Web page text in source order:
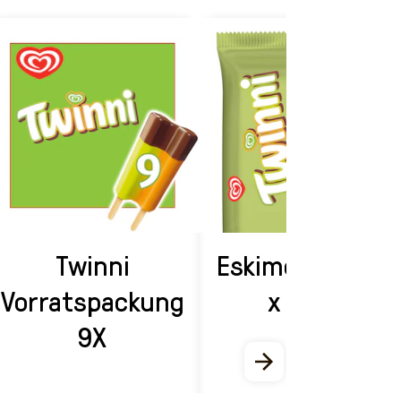
Twinni
Vorratspackung
9X
Eskimo Twinni 1
x 72ml